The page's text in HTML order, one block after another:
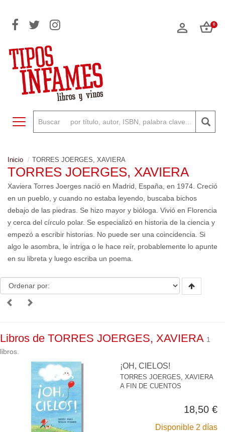
0
Toggle navigation
Inicio TORRES JOERGES, XAVIERA
TORRES JOERGES, XAVIERA
Xaviera Torres Joerges nació en Madrid, España, en 1974. Creció
en un pueblo, y cuando no estaba leyendo, buscaba bichos
debajo de las piedras. Se hizo mayor y bióloga. Vivió en Florencia
y cerca del círculo polar. Se especializó en historia de la ciencia y
empezó a escribir historias. No puede ser una coincidencia. Si
algo le asombra, le intriga o le hace reír, probablemente lo apunte
en su libreta y luego escriba un poema.
Libros de TORRES JOERGES, XAVIERA 1
libros.
¡OH, CIELOS!
TORRES JOERGES, XAVIERA
A FIN DE CUENTOS
18,50 €
Disponible 2 días